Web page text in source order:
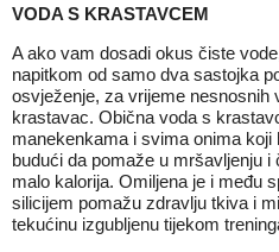
VODA S KRASTAVCEM
A ako vam dosadi okus čiste
napitkom od samo dva sastojka
osvježenje, za vrijeme nesnosnih
krastavac. Obična voda s
manekenkama i svima onima
budući da pomaže u mršavljenju
malo kalorija. Omiljena je i među
silicijem pomažu zdravlju tkiva i
tekućinu izgubljenu tijekom